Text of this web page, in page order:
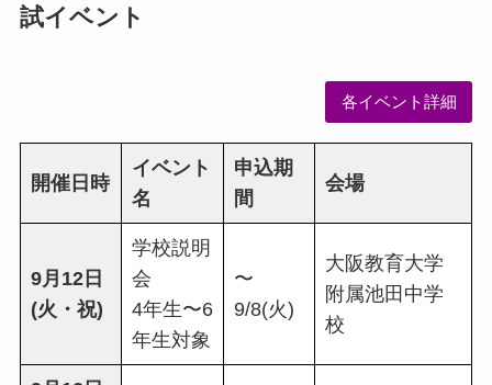
試イベント
各イベント詳細
開催日時
イベント
名
申込期
間
会場
9月12日
(火・祝)
学校説明
会
4年生〜6
年生対象
〜
9/8(火)
大阪教育大学
附属池田中学
校